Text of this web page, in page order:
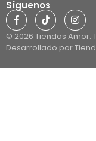
Síguenos
© 2026 Tiendas
Desarrollado por